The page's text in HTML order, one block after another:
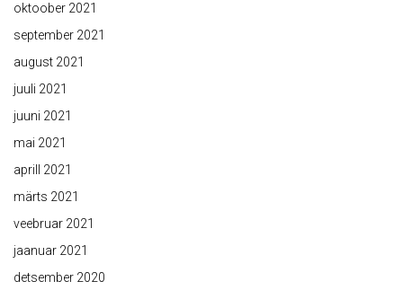
oktoober 2021
september 2021
august 2021
juuli 2021
juuni 2021
mai 2021
aprill 2021
märts 2021
veebruar 2021
jaanuar 2021
detsember 2020